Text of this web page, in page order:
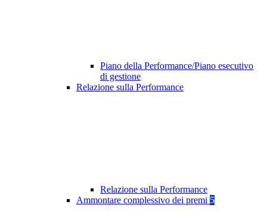
Piano della Performance/Piano esecutivo
di gestione
Relazione sulla Performance
Relazione sulla Performance
Ammontare complessivo dei premi 5